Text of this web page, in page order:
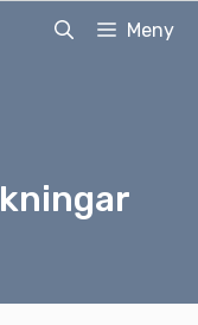
Meny